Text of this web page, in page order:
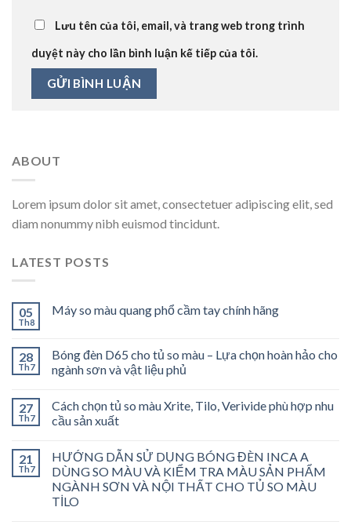
Lưu tên của tôi, email, và trang web trong trình
duyệt này cho lần bình luận kế tiếp của tôi.
ABOUT
Lorem ipsum dolor sit amet, consectetuer adipiscing elit, sed
diam nonummy nibh euismod tincidunt.
LATEST POSTS
05
Th8
Máy so màu quang phổ cầm tay chính hãng
28
Th7
Bóng đèn D65 cho tủ so màu – Lựa chọn hoàn hảo cho
ngành sơn và vật liệu phủ
27
Th7
Cách chọn tủ so màu Xrite, Tilo, Verivide phù hợp nhu
cầu sản xuất
21
Th7
HƯỚNG DẪN SỬ DỤNG BÓNG ĐÈN INCA A
DÙNG SO MÀU VÀ KIỂM TRA MÀU SẢN PHẨM
NGÀNH SƠN VÀ NỘI THẤT CHO TỦ SO MÀU
TİLO